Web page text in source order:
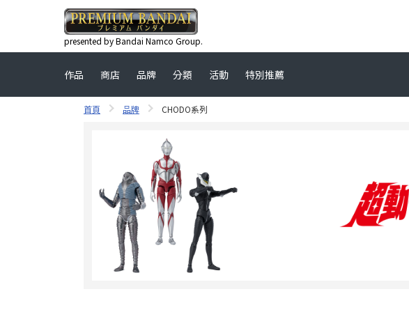
presented by Bandai Namco Group.
作品 商店 品牌 分類 活動 特別推薦
首頁 品牌 CHODO系列